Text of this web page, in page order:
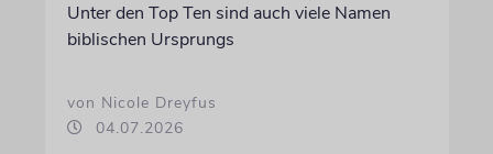
Unter den Top Ten sind auch viele Namen
biblischen Ursprungs
von Nicole Dreyfus
04.07.2026